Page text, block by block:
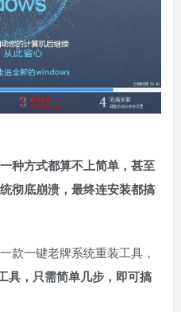
种方式都算不上简单，甚至
彻底崩溃，最终连安装都搞
款一键老牌系统重装工具，
具，只需简单几步，即可搞